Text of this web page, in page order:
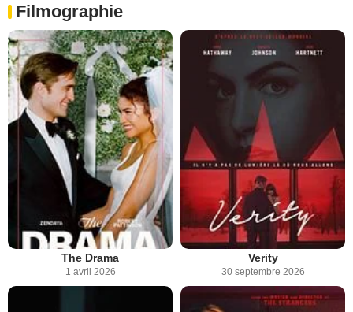
Filmographie
The Drama
1 avril 2026
Verity
30 septembre 2026